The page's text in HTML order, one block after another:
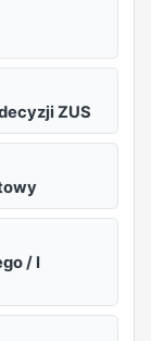
ZUS
/ I